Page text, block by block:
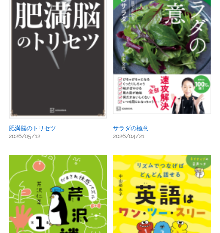
肥満脳のトリセツ
2026/05/12
サラダの極意
2026/04/21